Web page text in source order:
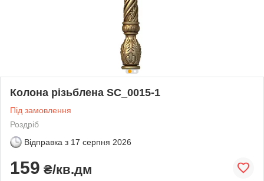
Колона різьблена SC_0015-1
Під замовлення
Роздріб
Відправка з 17 серпня 2026
159 ₴/кв.дм